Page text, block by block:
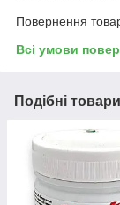
Повернення
Всі умови
Подібні